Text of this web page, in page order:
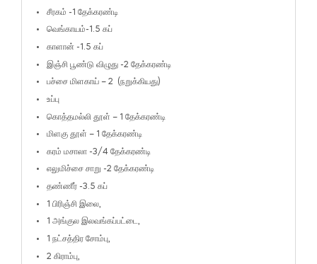
சீரகம் -1 தேக்கரண்டி
வெங்காயம்-1.5 கப்
காளான் -1.5 கப்
இஞ்சி பூண்டு விழுது -2 தேக்கரண்டி
பச்சை மிளகாய் – 2 (நறுக்கியது)
உப்பு
கொத்தமல்லி தூள் – 1 தேக்கரண்டி
மிளகு தூள் – 1 தேக்கரண்டி
கரம் மசாலா -3/4 தேக்கரண்டி
எலுமிச்சை சாறு -2 தேக்கரண்டி
தண்ணீர் -3.5 கப்
1 பிரிஞ்சி இலை,
1 அங்குல இலவங்கப்பட்டை,
1 நட்சத்திர சோம்பு,
2 கிராம்பு,